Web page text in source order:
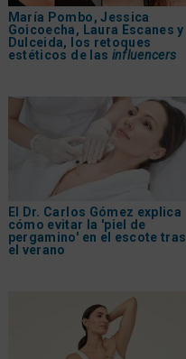
María Pombo, Jessica
Goicoecha, Laura Escanes y
Dulceida, los retoques
estéticos de las influencers
El Dr. Carlos Gómez explica
cómo evitar la 'piel de
pergamino' en el escote tras
el verano